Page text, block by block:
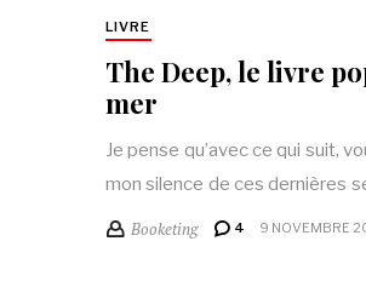
LIVRE
The Deep, le livre
mer
Je pense qu’avec ce qui suit,
mon silence de ces dernières
Booketing 4 9 NOVEMBRE